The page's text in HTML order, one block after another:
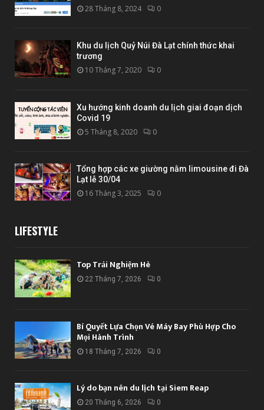
28 Tháng 8, 2024 0
Khu du lịch Quỷ Núi Đà Lạt chính thức khai
trương
10 Tháng 7, 2020 0
Xu hướng kinh doanh du lịch giai đoạn dịch
Covid 19
5 Tháng 8, 2020 0
Tổng hợp các xe giường nằm limousine đi Đà
Lạt lễ 30/04
16 Tháng 3, 2025 0
LIFESTYLE
Top Trải Nghiệm Hè
22 Tháng 7, 2026 0
Bí Quyết Lựa Chọn Vé Máy Bay Phù Hợp Cho
Mọi Hành Trình
18 Tháng 7, 2026 0
Lý do bạn nên du lịch tại Siem Reap
20 Tháng 6, 2026 0